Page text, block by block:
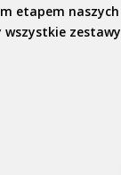
etapem naszych
zestawy